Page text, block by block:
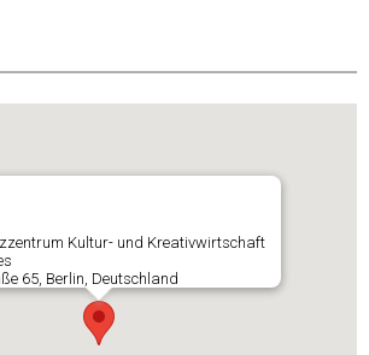
Kultur- und Kreativwirtschaft
65, Berlin, Deutschland